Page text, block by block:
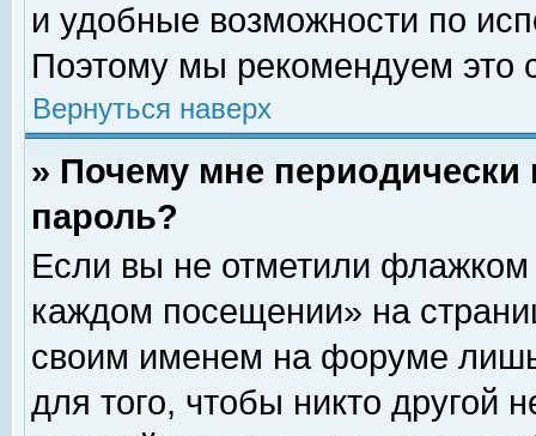
и удобные возможности по
Поэтому мы рекомендуем это
Вернуться наверх
» Почему мне
пароль?
Если вы не отметили флажком
каждом посещении» на
своим именем на форуме
для того, чтобы никто другой